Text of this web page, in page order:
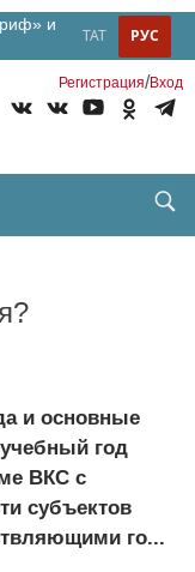
и
РУС
ТАТ
Регистрация/Вход
и основные
год
ВКС с
субъектов
го...